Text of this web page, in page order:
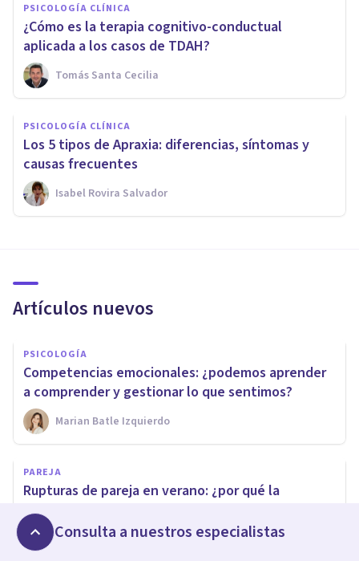
PSICOLOGÍA CLÍNICA
¿Cómo es la terapia cognitivo-conductual
aplicada a los casos de TDAH?
Tomás Santa Cecilia
PSICOLOGÍA CLÍNICA
Los 5 tipos de Apraxia: diferencias, síntomas y
causas frecuentes
Isabel Rovira Salvador
Artículos nuevos
PSICOLOGÍA
Competencias emocionales: ¿podemos aprender
a comprender y gestionar lo que sentimos?
Marian Batle Izquierdo
PAREJA
Rupturas de pareja en verano: ¿por qué la
convivencia intensiva puede pasar factura?
Marc Ruiz De Minteguía
Consulta a nuestros especialistas